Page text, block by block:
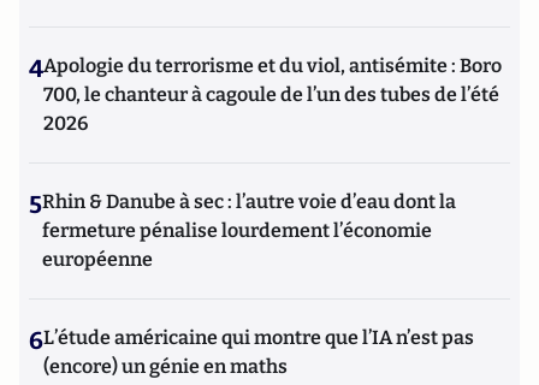
4Apologie du terrorisme et du viol, antisémite : Boro
700, le chanteur à cagoule de l’un des tubes de l’été
2026
5Rhin & Danube à sec : l’autre voie d’eau dont la
fermeture pénalise lourdement l’économie
européenne
6L’étude américaine qui montre que l’IA n’est pas
(encore) un génie en maths